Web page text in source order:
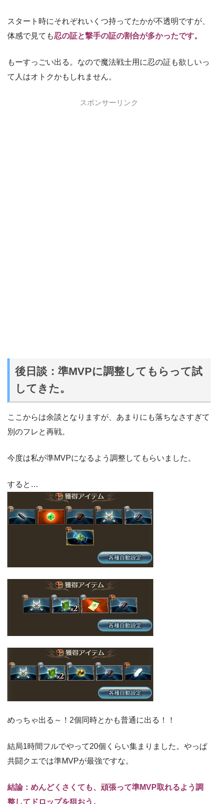
スタート時にそれぞれいくつ持ってたかが不透明ですが、
体感で見ても忍の証と撃手の証の割合が多かったです。
もーすっごい出る。なので魔法戦士用に忍の証も欲しいっ
て人はオトクかもしれません。
スポンサーリンク
後日談：準MVPに調整してもらって試
してきた。
ここからは余談となりますが、あまりにも落ちなさすぎて
別のフレと再戦。
今度は私が準MVPになるよう調整してもらいました。
すると…
めっちゃ出る～！2個同時とかも普通に出る！！
結局1時間フルでやって20個くらい集まりました。やっぱ
共闘クエでは準MVPが最強ですな。
結論：めんどくさくても、頑張って準MVP取れるよう調
整してドロップを狙おう。